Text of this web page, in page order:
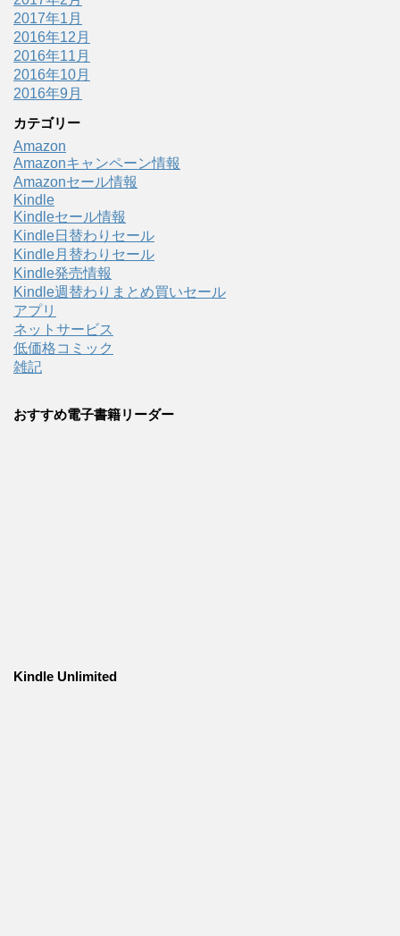
2017年1月
2016年12月
2016年11月
2016年10月
2016年9月
カテゴリー
Amazon
Amazonキャンペーン情報
Amazonセール情報
Kindle
Kindleセール情報
Kindle日替わりセール
Kindle月替わりセール
Kindle発売情報
Kindle週替わりまとめ買いセール
アプリ
ネットサービス
低価格コミック
雑記
おすすめ電子書籍リーダー
Kindle Unlimited